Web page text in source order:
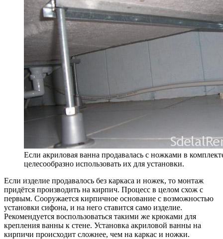
Если акриловая ванна продавалась с ножками в
целесообразно использовать их для установки.
Если изделие продавалось без каркаса и ножек, то монтаж
придётся производить на кирпич. Процесс в целом схож с
первым. Сооружается кирпичное основание с возможностью
установки сифона, и на него ставится само изделие.
Рекомендуется воспользоваться такими же крюками для
крепления ванны к стене. Установка акриловой ванны на
кирпичи происходит сложнее, чем на каркас и ножки.